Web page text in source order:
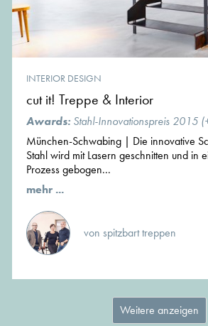
INTERIOR DESIGN
cut it! Treppe & Interior
Awards: Stahl-Innovationspreis 2015
München-Schwabing | Die innovative
Stahl wird mit Lasern geschnitten und in
Prozess gebogen...
mehr ...
von spitzbart treppen
Weitere anzeigen